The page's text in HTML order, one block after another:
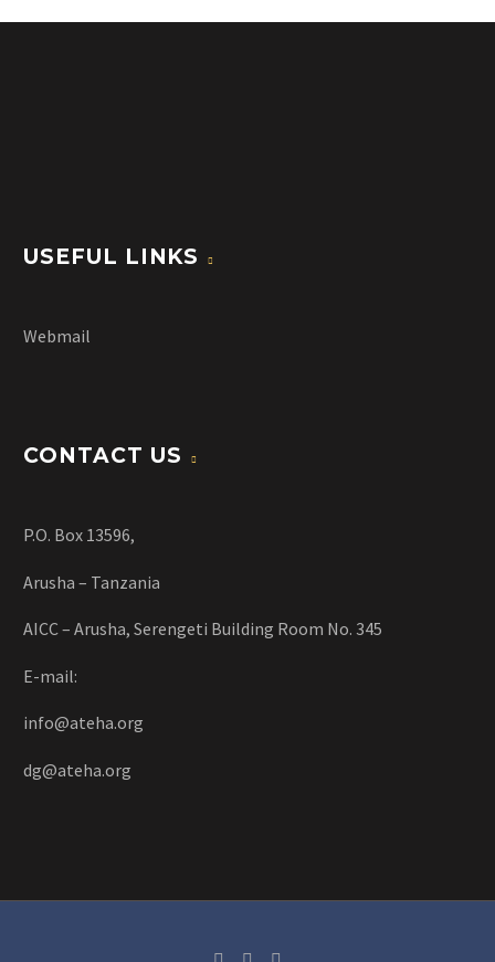
USEFUL LINKS
Webmail
CONTACT US
P.O. Box 13596,
Arusha – Tanzania
AICC – Arusha, Serengeti Building Room No. 345
E-mail:
info@ateha.org
dg@ateha.org